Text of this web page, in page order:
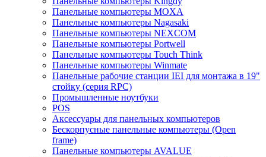
Панельные компьютеры MOXA
Панельные компьютеры Nagasaki
Панельные компьютеры NEXCOM
Панельные компьютеры Portwell
Панельные компьютеры Touch Think
Панельные компьютеры Winmate
Панельные рабочие станции IEI для монтажа в 19"
стойку (серия RPC)
Промышленные ноутбуки
POS
Аксессуары для панельных компьютеров
Бескорпусные панельные компьютеры (Open
frame)
Панельные компьютеры AVALUE